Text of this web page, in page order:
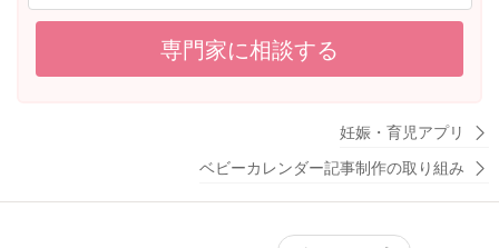
昨日から指は吸うようになりました。 なにかいい方法が他
専門家に相談する
妊娠・育児アプリ
ベビーカレンダー記事制作の取り組み